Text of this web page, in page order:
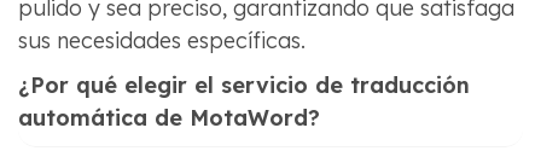
pulido y sea preciso, garantizando que satisfaga
sus necesidades específicas.
¿Por qué elegir el servicio de traducción
automática de MotaWord?